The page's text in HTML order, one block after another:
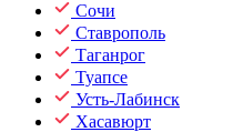
Сочи
Ставрополь
Таганрог
Туапсе
Усть-Лабинск
Хасавюрт